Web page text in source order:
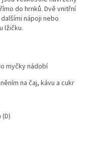
do hrnků. Dvě vnitřní
nápoji nebo
lžičku.
myčky nádobí
na čaj, kávu a cukr